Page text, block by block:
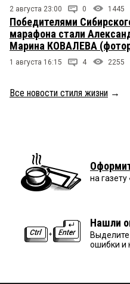
2 августа 23:00 0 1445
Победителями
марафона стали
Марина КОВАЛЕВА
1 августа 16:15 4 2255
Все новости стиля жизни →
на
Нашли
ошибки и